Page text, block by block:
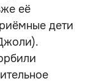
её
дети